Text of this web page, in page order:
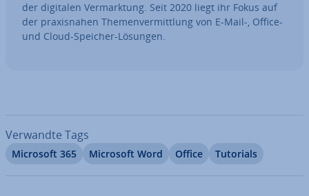
der digitalen Ver­mark­tung. Seit 2020 liegt ihr Fokus auf
der pra­xis­na­hen The­men­ver­mitt­lung von E-Mail-, Office-
und Cloud-Speicher-Lösungen.
Verwandte Tags
Microsoft 365 Microsoft Word Office Tutorials